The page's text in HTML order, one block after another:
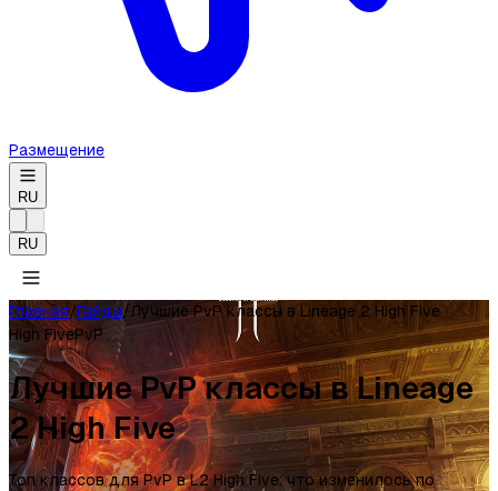
Размещение
RU
RU
Главная/Гайды/Лучшие PvP классы в Lineage 2 High Five
High FivePvP
Лучшие PvP классы в Lineage
2 High Five
Топ классов для PvP в L2 High Five: что изменилось по